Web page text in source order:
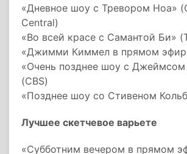
«Дневное шоу с Тревором Ноа»
Central)
«Во всей красе с Самантой Би»
«Джимми Киммел в прямом
«Очень позднее шоу с
(CBS)
«Позднее шоу со Стивеном
Лучшее скетчевое варьете
«Субботним вечером в прямом